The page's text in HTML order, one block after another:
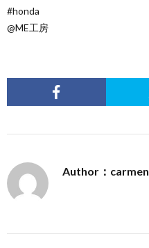
#honda
@ME工房
Author：carmen